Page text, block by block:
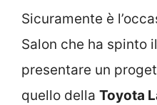
Sicuramente è
Salon che ha spinto
presentare un
quello della Toyota